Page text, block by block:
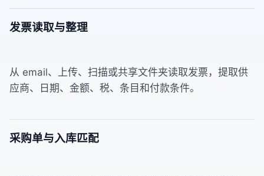
发票读取与整理
从 email、上传、扫描或共享文件夹读取发票，提取供
应商、日期、金额、税、条目和付款条件。
采购单与入库匹配